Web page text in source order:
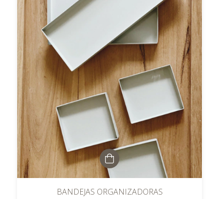
BANDEJAS ORGANIZADORAS